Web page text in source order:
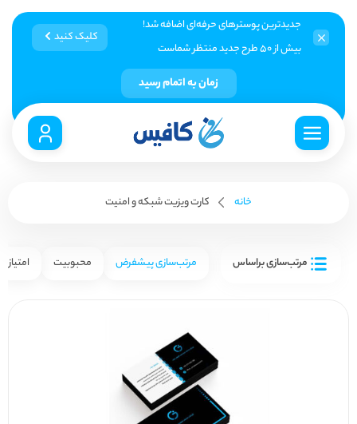
جدیدترین پوسترهای حرفه‌ای اضافه شد!
بیش از ۵۰ طرح جدید منتظر شماست
کلیک کنید
زمان به اتمام رسید
خانه کارت ویزیت شبکه و امنیت
مرتب‌سازی براساس مرتب‌سازی پیشفرض محبوبیت امتیاز